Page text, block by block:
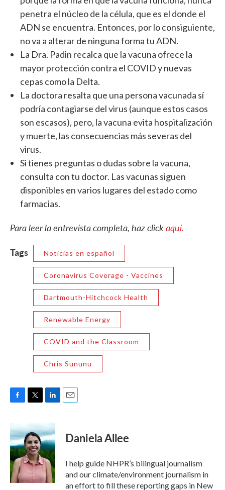
penetra el núcleo de la célula, que es el donde el
ADN se encuentra. Entonces, por lo consiguiente,
no va a alterar de ninguna forma tu ADN.
La Dra. Padin recalca que la vacuna ofrece la
mayor protección contra el COVID y nuevas
cepas como la Delta.
La doctora resalta que una persona vacunada sí
podría contagiarse del virus (aunque estos casos
son escasos), pero, la vacuna evita hospitalización
y muerte, las consecuencias más severas del
virus.
Si tienes preguntas o dudas sobre la vacuna,
consulta con tu doctor. Las vacunas siguen
disponibles en varios lugares del estado como
farmacias.
Para leer la entrevista completa, haz clickaquí.
Tags
Noticias en español
Coronavirus Coverage - Vaccines
Dartmouth-Hitchcock Health
Renewable Energy
COVID and the Classroom
Chris Sununu
c
e
b
o
o
k
i
t
t
e
r
n
k
e
d
I
n
Daniela Allee
I help guide NHPR’s bilingual journalism
and our climate/environment journalism in
an effort to fill these reporting gaps in New